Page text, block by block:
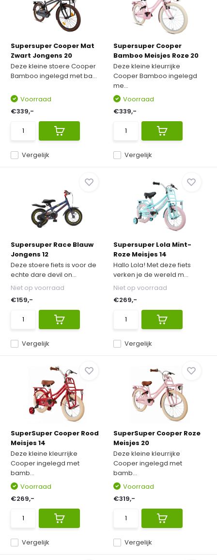
Supersuper Cooper Mat
Zwart Jongens 20
Deze kleine stoere Cooper
Bamboo ingelegd met ba...
Vergelijk
Voorraad
€339,-
Supersuper Cooper
Bamboo Meisjes Roze 20
Deze kleine kleurrijke
Cooper Bamboo ingelegd
me...
Vergelijk
Voorraad
€339,-
Supersuper Race Blauw
Jongens 12
Deze stoere fiets is voor de
echte dare devil on...
Vergelijk
Niet op voorraad
€159,-
Supersuper Lola Mint-
Roze Meisjes 14
Hallo Lola! Met deze fiets
verken je de wereld m...
Vergelijk
Niet op voorraad
€269,-
SuperSuper Cooper Rood
Meisjes 14
Deze kleine kleurrijke
Cooper ingelegd met
bamb...
Vergelijk
Voorraad
€269,-
SuperSuper Cooper Roze
Meisjes 20
Deze kleine kleurrijke
Cooper ingelegd met
bamb...
Vergelijk
Voorraad
€319,-